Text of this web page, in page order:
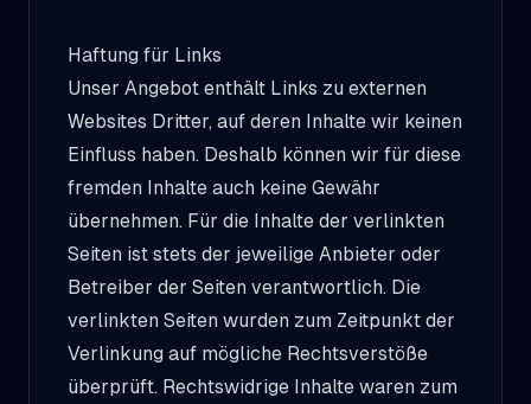
Haftung für Links
Unser Angebot enthält Links zu externen
Websites Dritter, auf deren Inhalte wir keinen
Einfluss haben. Deshalb können wir für diese
fremden Inhalte auch keine Gewähr
übernehmen. Für die Inhalte der verlinkten
Seiten ist stets der jeweilige Anbieter oder
Betreiber der Seiten verantwortlich. Die
verlinkten Seiten wurden zum Zeitpunkt der
Verlinkung auf mögliche Rechtsverstöße
überprüft. Rechtswidrige Inhalte waren zum